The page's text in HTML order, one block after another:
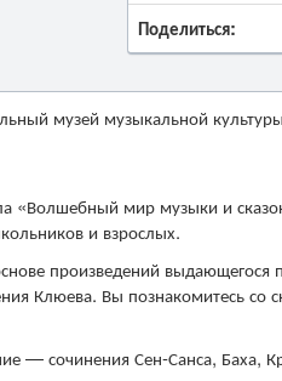
Поделиться:
музей музыкальной
«Волшебный мир музыки и
и взрослых.
произведений выдающегося
Клюева. Вы познакомитесь со
— сочинения Сен-Санса, Баха,